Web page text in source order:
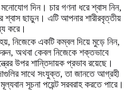
দিন। চার গণনা ধরে শ্বাস নিন,
শ্বাস ছাড়ুন। এটি আপনার শারীরবৃত্তীয়
করে।
নিজেকে একটি কম্বল দিয়ে মুড়ে নিন,
অথবা কেবল নিজেকে শক্তভাবে
উপর শান্তিদায়ক প্রভাব রয়েছে।
সাথে সংযুক্ত, তা জানতে আগ্রহী
মূল্যবান সূচনা পয়েন্ট সরবরাহ করতে পারে।